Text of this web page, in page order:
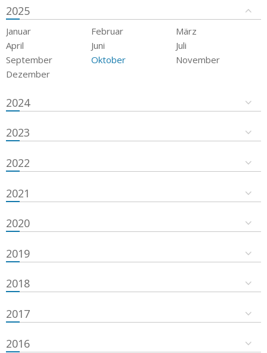
2025
Januar Februar
März
April
Juni
Juli
September
Oktober
November
Dezember
2024
2023
2022
2021
2020
2019
2018
2017
2016